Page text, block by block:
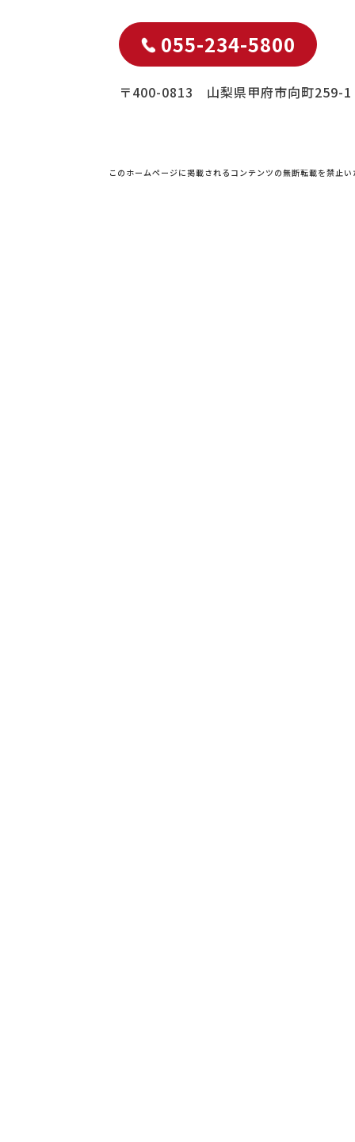
055-234-5800
〒400-0813 山梨県甲府市向町259-1
このホームページに掲載されるコンテンツの無断転載を禁止い